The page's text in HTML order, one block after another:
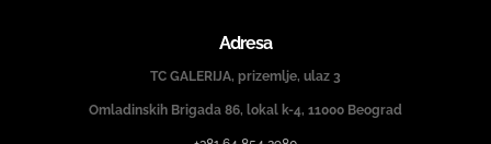
Adresa
TC GALERIJA, prizemlje, ulaz 3
Omladinskih Brigada 86, lokal k-4, 11000 Beograd